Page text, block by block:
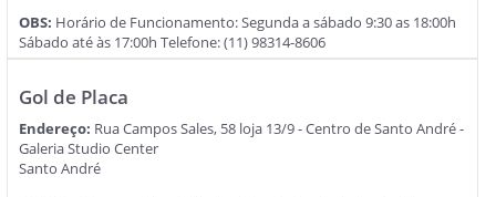
OBS: Horário de Funcionamento: Segunda a sábado 9:30 as 18:00h
Sábado até às 17:00h Telefone: (11) 98314-8606
Gol de Placa
Endereço: Rua Campos Sales, 58 loja 13/9 - Centro de Santo André -
Galeria Studio Center
Santo André